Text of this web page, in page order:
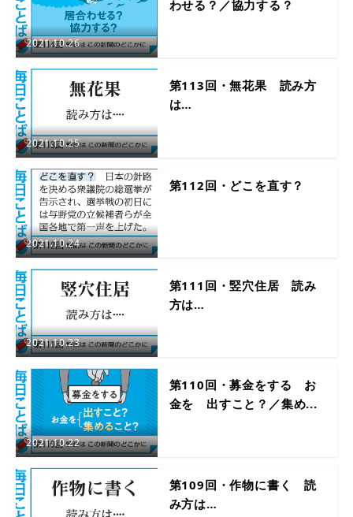
2021.10.26
わせる？／協力する？
2021.10.25
第113回・無花果 読み方
は…
2021.10.24
第112回・どこを直す？
2021.10.23
第111回・竪穴住居 読み
方は…
2021.10.22
第110回・募金をする お
金を 出すこと？／集め...
第109回・作物に書く 読
み方は…